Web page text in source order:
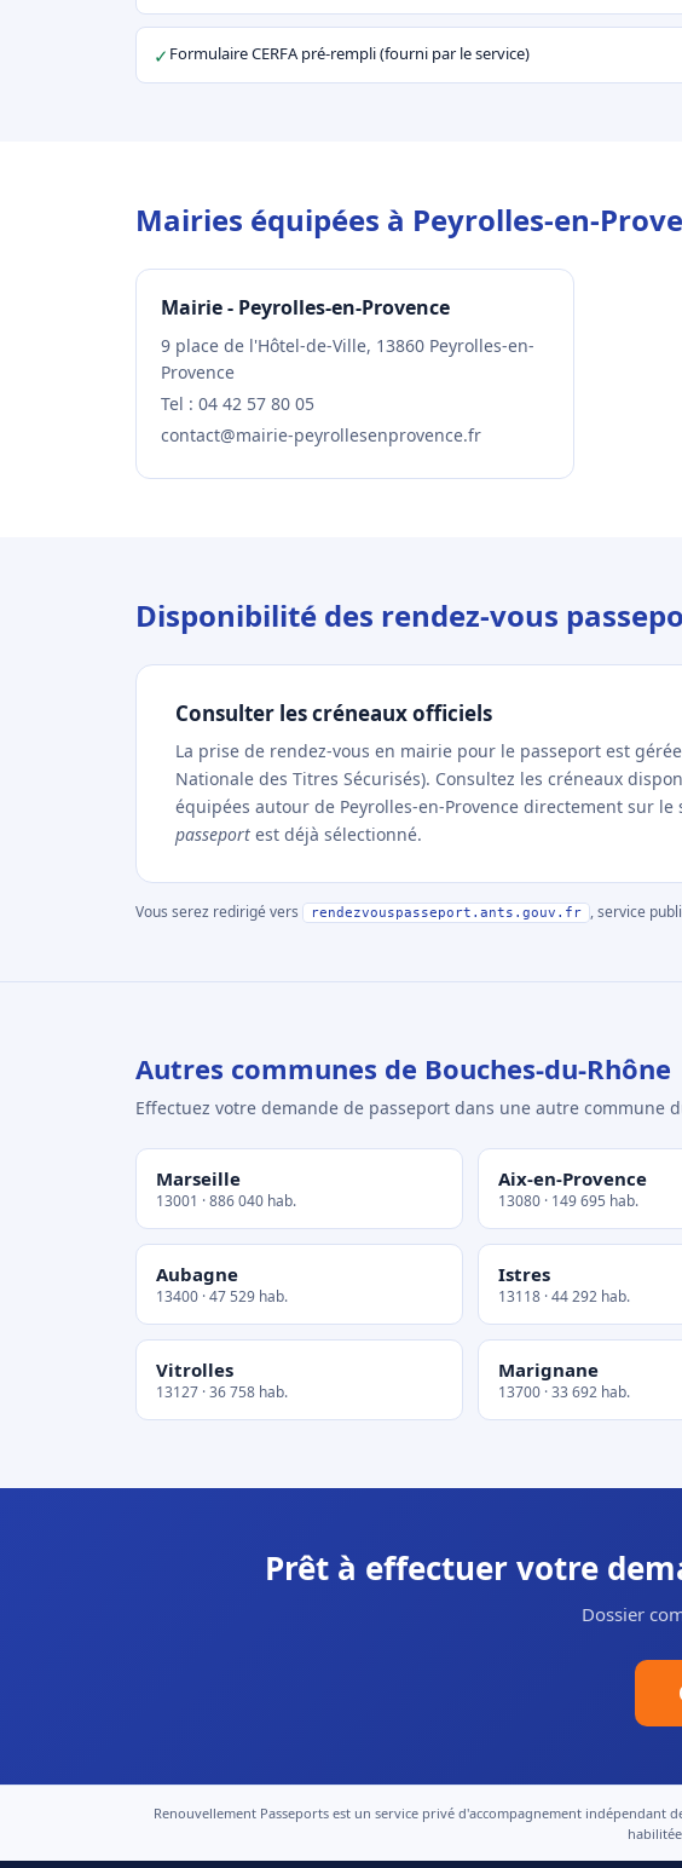
✓ Formulaire CERFA pré-rempli (fourni par le service)
Mairies équipées à Peyrolles-en-
Mairie - Peyrolles-en-Provence
9 place de l'Hôtel-de-Ville, 13860 Peyrolles-en-
Provence
Tel : 04 42 57 80 05
contact@mairie-peyrollesenprovence.fr
Disponibilité des rendez-vous
Consulter les créneaux officiels
La prise de rendez-vous en mairie pour le passeport est
Nationale des Titres Sécurisés). Consultez les créneaux
équipées autour de Peyrolles-en-Provence directement sur
passeport est déjà sélectionné.
Vous serez redirigé vers rendezvouspasseport.ants.gouv.fr , service
Autres communes de Bouches-du-Rhône
Effectuez votre demande de passeport dans une autre commune
Marseille
13001 · 886 040 hab.
Aix-en-Provence
13080 · 149 695 hab.
Aubagne
13400 · 47 529 hab.
Istres
13118 · 44 292 hab.
Vitrolles
13127 · 36 758 hab.
Marignane
13700 · 33 692 hab.
Prêt à effectuer votre
Dossier
Renouvellement Passeports est un service privé d'accompagnement indépendant